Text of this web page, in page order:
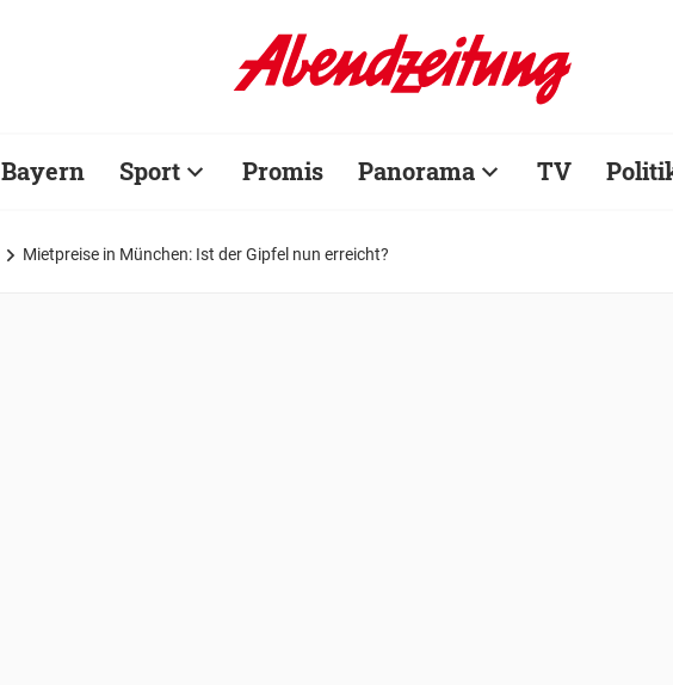
Bayern Sport Promis Panorama TV
Mietpreise in München: Ist der Gipfel nun erreicht?